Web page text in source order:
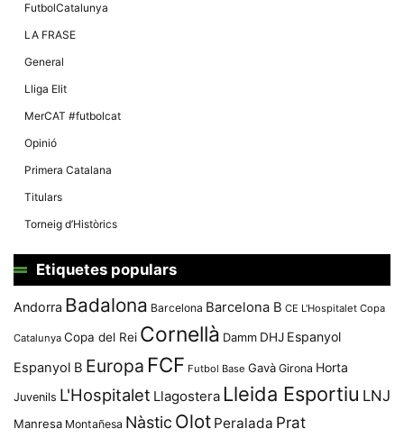
FutbolCatalunya
LA FRASE
General
Lliga Elit
MerCAT #futbolcat
Opinió
Primera Catalana
Titulars
Torneig d’Històrics
Etiquetes populars
Andorra Badalona Barcelona Barcelona B CE L'Hospitalet Copa
Catalunya Copa del Rei Cornellà Damm DHJ Espanyol
Espanyol B Europa FCF Futbol Base Gavà Girona Horta
Juvenils L'Hospitalet Llagostera Lleida Esportiu LNJ
Manresa Montañesa Nàstic Olot Peralada Prat